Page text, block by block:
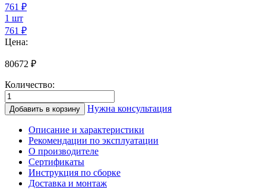
761 ₽
1 шт
761 ₽
Цена:
80672 ₽
Количество:
Количество
товара
Дымоход
камина
нерж.,
150/250мм,
Добавить в корзину Нужна консультация
Описание и характеристики
Рекомендации по эксплуатации
О производителе
Сертификаты
Инструкция по сборке
Доставка и монтаж